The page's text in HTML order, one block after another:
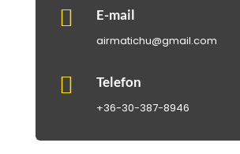
 E-mail
airmatichu@gmail.com
 Telefon
+36-30-387-8946